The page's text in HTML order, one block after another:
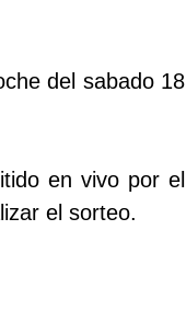
del sabado 18
en vivo por el
el sorteo.